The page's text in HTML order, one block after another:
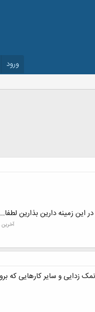
ورود
زمینه دارین بذارین لطفا...
زدایی و سایر کارهایی که